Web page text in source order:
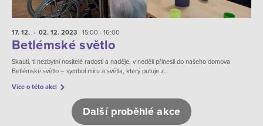
17. 12. - 02. 12. 2023 15:00 - 16:00
Betlémské světlo
Skauti, ti nezbytní nositelé radosti a naděje, v neděli přinesli do našeho domova
Betlémské světlo – symbol míru a světla, který putuje z...
Více o této akci
Další proběhlé akce